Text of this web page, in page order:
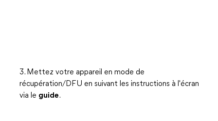
3. Mettez votre appareil en mode de
récupération/DFU en suivant les instructions à l'écran
via le guide.